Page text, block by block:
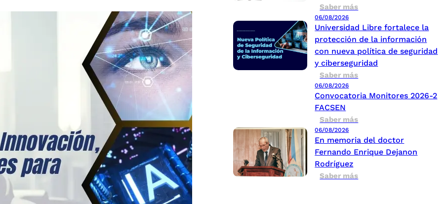
Saber más
06/08/2026
Universidad Libre fortalece la
protección de la información
con nueva política de seguridad
y ciberseguridad
Saber más
06/08/2026
Convocatoria Monitores 2026-2
FACSEN
Saber más
06/08/2026
En memoria del doctor
Fernando Enrique Dejanon
Rodríguez
Saber más